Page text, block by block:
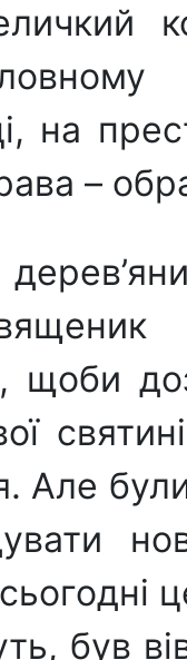
на
–
щоби
Але
був